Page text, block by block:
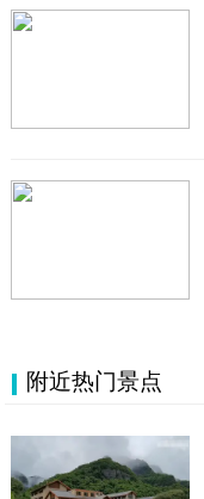
附近热门景点